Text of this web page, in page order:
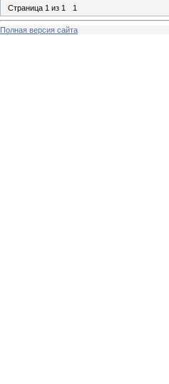
Страница 1 из 1 1
Полная версия сайта